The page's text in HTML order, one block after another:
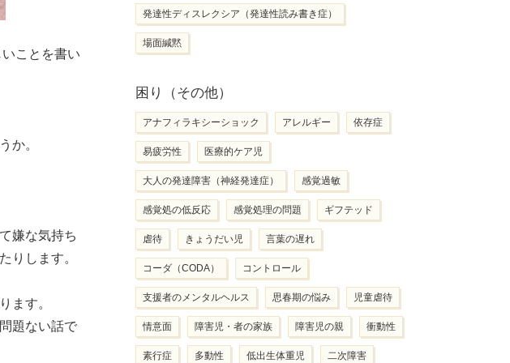
ことを書い
か。
嫌な気持ち
りします。
ます。
題ない話で
発達性ディスレクシア（発達性読み書き症）
場面緘黙
困り（その他）
アナフィラキシーショック アレルギー 依存症
易疲労性 医療的ケア児
大人の発達障害（神経発達症） 感覚過敏
感覚処の低反応 感覚処理の問題 ギフテッド
虐待 きょうだい児 言葉の遅れ
コーダ（CODA） コントロール
支援者のメンタルヘルス 思春期の悩み 児童虐待
情意面 障害児・者の家族 障害児の親 衝動性
素行症 多動性 低出生体重児 二次障害